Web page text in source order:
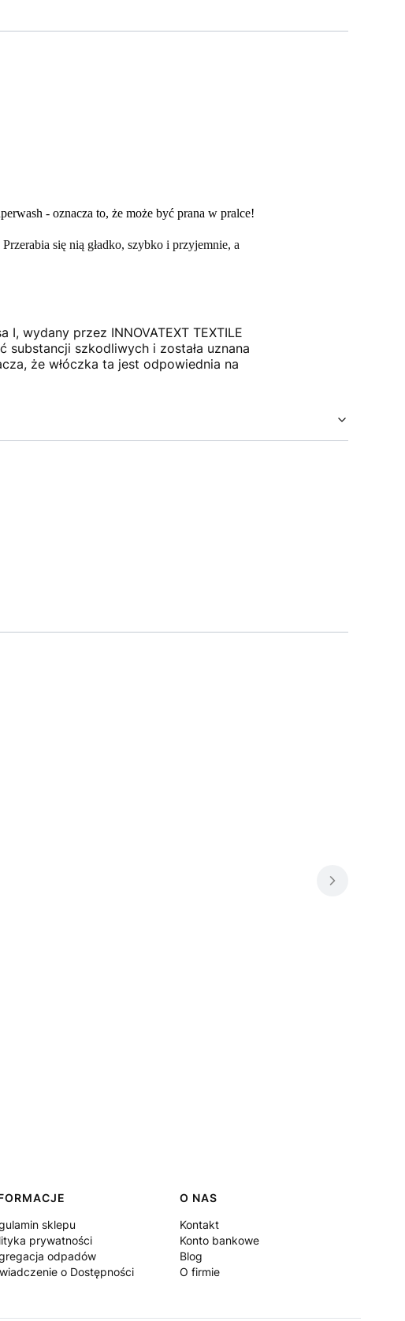
- oznacza to, że może być prana w pralce!
się nią gładko, szybko i przyjemnie, a
wydany przez INNOVATEXT TEXTILE
substancji szkodliwych i została uznana
że włóczka ta jest odpowiednia na
sklepu
prywatności
odpadów
o Dostępności
O NAS
Kontakt
Konto bankowe
Blog
O firmie